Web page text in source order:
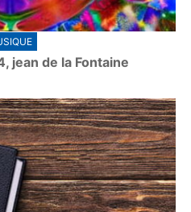
jean de la Fontaine